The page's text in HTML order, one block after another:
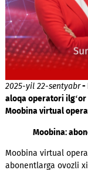
2025-yil 22-
Moobina virtual